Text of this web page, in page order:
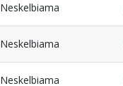
Neskelbiama
Neskelbiama
Neskelbiama